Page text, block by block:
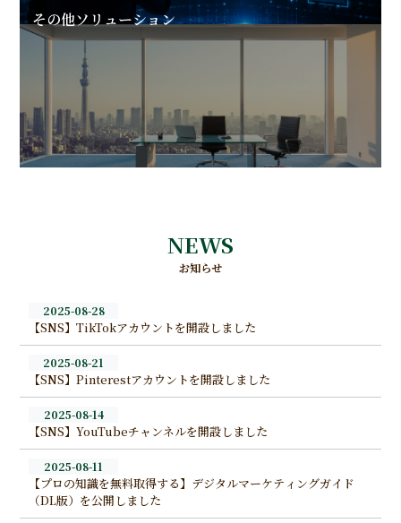
その他ソリューション
NEWS
お知らせ
2025-08-28
【SNS】TikTokアカウントを開設しました
2025-08-21
【SNS】Pinterestアカウントを開設しました
2025-08-14
【SNS】YouTubeチャンネルを開設しました
2025-08-11
【プロの知識を無料取得する】デジタルマーケティングガイド
（DL版）を公開しました